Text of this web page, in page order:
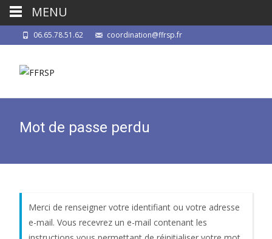
06.65.78.51.62 coordination@ffrsp.fr
Mot de passe perdu
Merci de renseigner votre identifiant ou votre adresse
e-mail. Vous recevrez un e-mail contenant les
MENU